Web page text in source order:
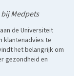
Medpets
de Universiteit
klantenadvies te
het belangrijk om
gezondheid en